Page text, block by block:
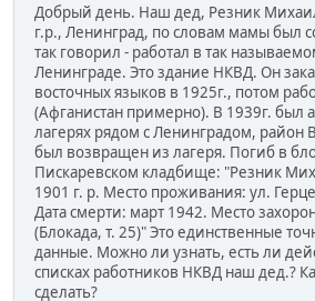
Добрый день. Наш дед, Резник
г.р., Ленинград, по словам мамы был
так говорил - работал в так
Ленинграде. Это здание НКВД. Он
восточных языков в 1925г., потом
(Афганистан примерно). В 1939г. был
лагерях рядом с Ленинградом, район
был возвращен из лагеря. Погиб в
Пискаревском кладбище: "Резник
1901 г. р. Место проживания: ул.
Дата смерти: март 1942. Место
(Блокада, т. 25)" Это единственные
данные. Можно ли узнать, есть ли
списках работников НКВД наш дед.?
сделать?